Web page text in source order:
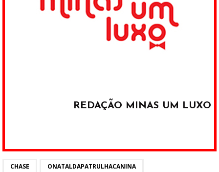
REDAÇÃO MINAS UM LUXO
CHASE ONATALDAPATRULHACANINA